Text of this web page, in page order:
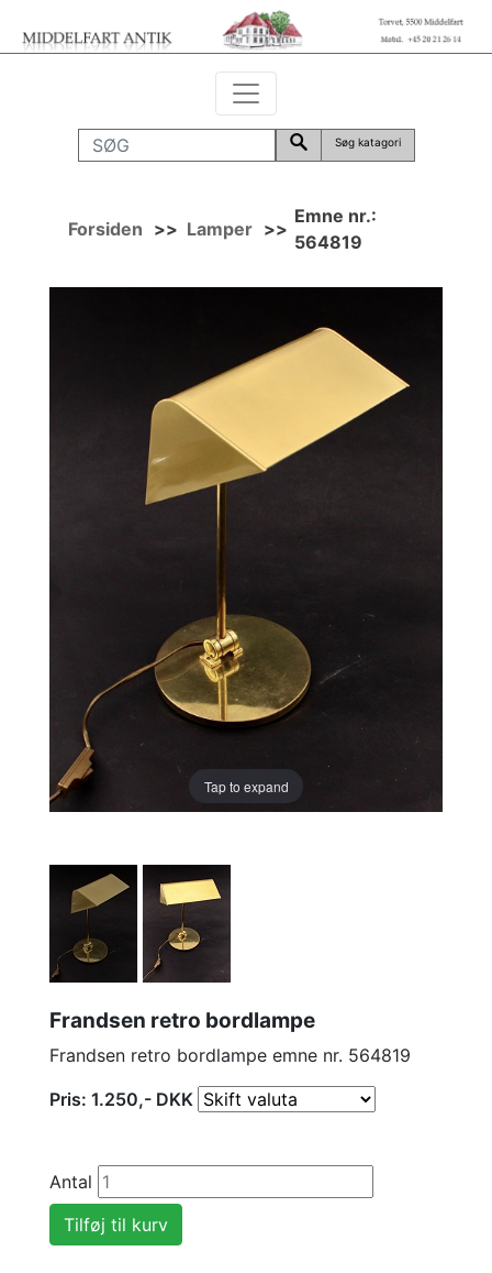
Søg katagori
Forsiden >> Lamper >>
Emne nr.:
564819
Tap to expand
Frandsen retro bordlampe
Frandsen retro bordlampe emne nr. 564819
Pris: 1.250,- DKK
Antal